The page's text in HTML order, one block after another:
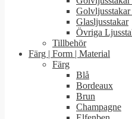
Glasljusstakar
Övriga
Tillbehör
Färg | Form | Material
Färg
Blå
Bordeaux
Brun
Champagne